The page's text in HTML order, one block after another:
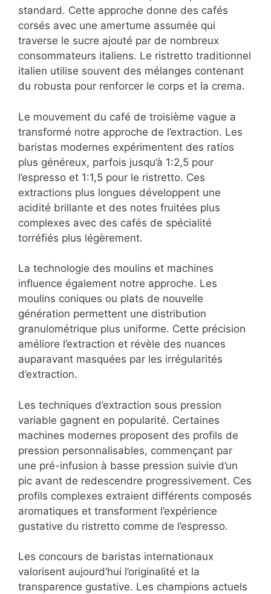
standard. Cette approche donne des cafés
corsés avec une amertume assumée qui
traverse le sucre ajouté par de nombreux
consommateurs italiens. Le ristretto traditionnel
italien utilise souvent des mélanges contenant
du robusta pour renforcer le corps et la crema.
Le mouvement du café de troisième vague a
transformé notre approche de l’extraction. Les
baristas modernes expérimentent des ratios
plus généreux, parfois jusqu’à 1:2,5 pour
l’espresso et 1:1,5 pour le ristretto. Ces
extractions plus longues développent une
acidité brillante et des notes fruitées plus
complexes avec des cafés de spécialité
torréfiés plus légèrement.
La technologie des moulins et machines
influence également notre approche. Les
moulins coniques ou plats de nouvelle
génération permettent une distribution
granulométrique plus uniforme. Cette précision
améliore l’extraction et révèle des nuances
auparavant masquées par les irrégularités
d’extraction.
Les techniques d’extraction sous pression
variable gagnent en popularité. Certaines
machines modernes proposent des profils de
pression personnalisables, commençant par
une pré-infusion à basse pression suivie d’un
pic avant de redescendre progressivement. Ces
profils complexes extraient différents composés
aromatiques et transforment l’expérience
gustative du ristretto comme de l’espresso.
Les concours de baristas internationaux
valorisent aujourd’hui l’originalité et la
transparence gustative. Les champions actuels